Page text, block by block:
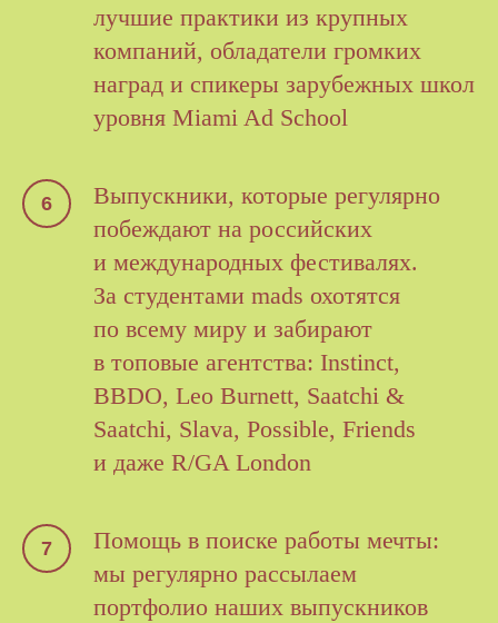
лучшие практики из крупных
компаний, обладатели громких
наград и спикеры зарубежных школ
уровня Miami Ad School
Выпускники, которые регулярно
побеждают на российских
и международных фестивалях.
За студентами mads охотятся
по всему миру и забирают
в топовые агентства: Instinct,
BBDO, Leo Burnett, Saatchi &
Saatchi, Slava, Possible, Friends
и даже R/GA London
Помощь в поиске работы мечты:
мы регулярно рассылаем
портфолио наших выпускников